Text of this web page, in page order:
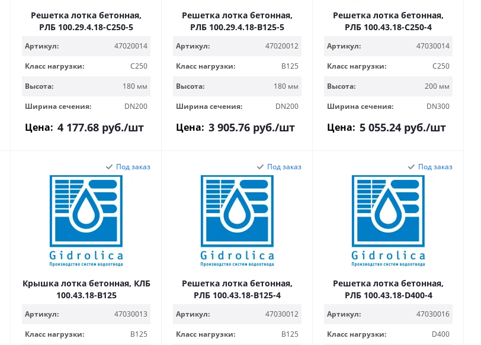
Решетка лотка бетонная,
РЛБ 100.29,4.18-C250-5
Артикул:
47020014
Класс нагрузки:
C250
Высота:
180 мм
Ширина сечения:
DN200
Цена: 4 177.68руб./шт
Решетка лотка бетонная,
РЛБ 100.29,4.18-B125-5
Артикул:
47020012
Класс нагрузки:
B125
Высота:
180 мм
Ширина сечения:
DN200
Цена: 3 905.76руб./шт
Решетка лотка бетонная,
РЛБ 100.43.18-C250-4
Артикул:
47030014
Класс нагрузки:
C250
Высота:
200 мм
Ширина сечения:
DN300
Цена: 5 055.24руб./шт
Под заказ
Крышка лотка бетонная, КЛБ
100.43.18-B125
Артикул:
47030013
Класс нагрузки:
B125
Под заказ
Решетка лотка бетонная,
РЛБ 100.43.18-B125-4
Артикул:
47030012
Класс нагрузки:
B125
Под заказ
Решетка лотка бетонная,
РЛБ 100.43.18-D400-4
Артикул:
47030016
Класс нагрузки:
D400